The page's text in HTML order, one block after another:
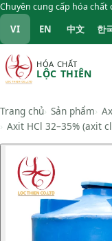
Chuyên cung cấp hóa
VI EN 中文 한
HÓA CHẤT
LỘC THIÊN
Trang chủ Sản phẩm
Axit HCl 32–35% (axit